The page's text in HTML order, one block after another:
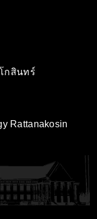
กสินทร์
Rattanakosin